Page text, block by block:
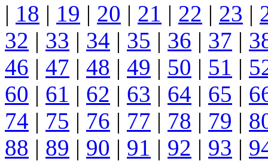
| 18 | 19 | 20 | 21 | 22 | 23 |
32 | 33 | 34 | 35 | 36 | 37 |
46 | 47 | 48 | 49 | 50 | 51 |
60 | 61 | 62 | 63 | 64 | 65 |
74 | 75 | 76 | 77 | 78 | 79 |
88 | 89 | 90 | 91 | 92 | 93 |